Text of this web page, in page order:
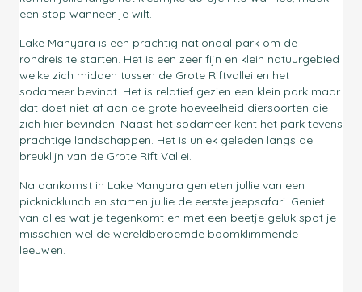
een stop wanneer je wilt.
Lake Manyara is een prachtig nationaal park om de
rondreis te starten. Het is een zeer fijn en klein natuurgebied
welke zich midden tussen de Grote Riftvallei en het
sodameer bevindt. Het is relatief gezien een klein park maar
dat doet niet af aan de grote hoeveelheid diersoorten die
zich hier bevinden. Naast het sodameer kent het park tevens
prachtige landschappen. Het is uniek geleden langs de
breuklijn van de Grote Rift Vallei.
Na aankomst in Lake Manyara genieten jullie van een
picknicklunch en starten jullie de eerste jeepsafari. Geniet
van alles wat je tegenkomt en met een beetje geluk spot je
misschien wel de wereldberoemde boomklimmende
leeuwen.